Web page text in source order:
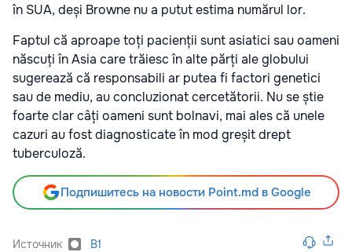
în SUA, deși Browne nu a putut estima numărul lor.
Faptul că aproape toți pacienții sunt asiatici sau oameni
născuți în Asia care trăiesc în alte părți ale globului
sugerează că responsabili ar putea fi factori genetici
sau de mediu, au concluzionat cercetătorii. Nu se știe
foarte clar câți oameni sunt bolnavi, mai ales că unele
cazuri au fost diagnosticate în mod greșit drept
tuberculoză.
Подпишитесь на новости Point.md в Google
Источник B1